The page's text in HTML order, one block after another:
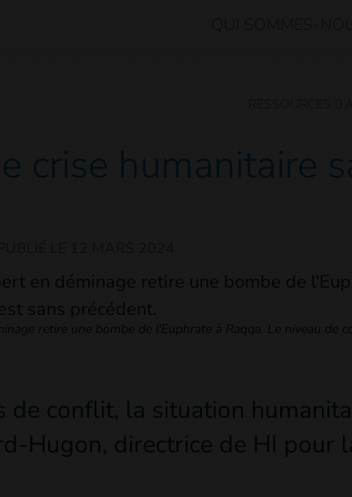
crise humanitaire
retire une bombe de l'Euphrate à Raqqa. Le niveau de
de conflit, la situation
Hugon, directrice de HI pour